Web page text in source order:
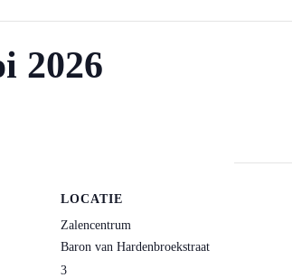
2026
LOCATIE
Zalencentrum
Baron van Hardenbroekstraat
3